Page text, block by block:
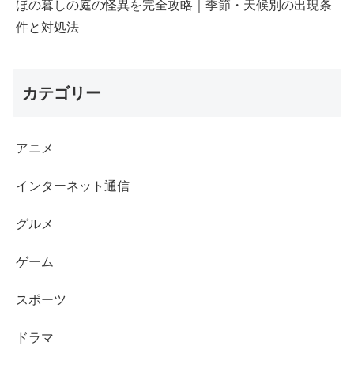
ほの暮しの庭の怪異を完全攻略｜季節・天候別の出現条
件と対処法
カテゴリー
アニメ
インターネット通信
グルメ
ゲーム
スポーツ
ドラマ